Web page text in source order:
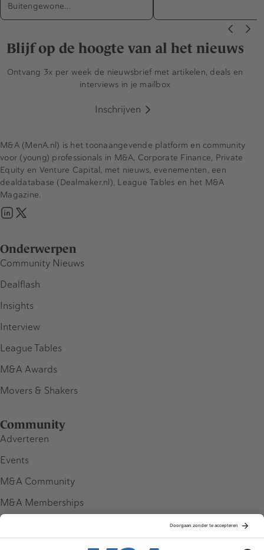
Buitengewone…
Blijf op de hoogte van al het nieuws
Ontvang 3x per week de nieuwsbrief met artikelen, deals en
interviews in je mailbox
Inschrijven
Onderwerpen
Community Nieuws
Dealflash
Insights
Interview
League Tables
M&A Awards
Movers & Shakers
Community
Adverteren
Events
M&A Community
M&A Memberships
M&A (MenA.nl) is het toonaangevende platform en community
voor (young) professionals in M&A, Corporate Finance, Private
Equity en Venture Capital, met nieuws, evenementen, een
dealdatabase (Dealmaker.nl), League Tables en het M&A
Magazine.